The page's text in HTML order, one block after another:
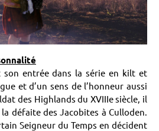
son entrée dans la série en kilt et
et d’un sens de l’honneur aussi
des Highlands du XVIIIe siècle, il
défaite des Jacobites à Culloden.
Seigneur du Temps en décident